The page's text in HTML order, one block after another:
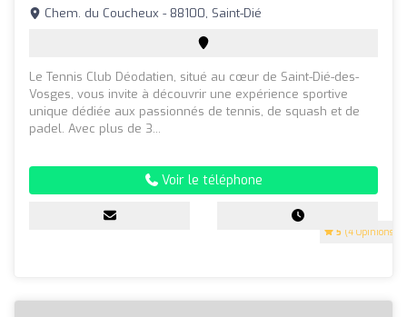
5 (4 Opinions)
Chem. du Coucheux - 88100, Saint-Dié
Le Tennis Club Déodatien, situé au cœur de Saint-Dié-des-
Vosges, vous invite à découvrir une expérience sportive
unique dédiée aux passionnés de tennis, de squash et de
padel. Avec plus de 3...
Voir le téléphone